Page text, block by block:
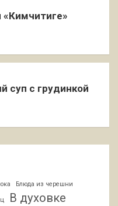
«Кимчитиге»
суп с грудинкой
Блюда из черешни
В духовке